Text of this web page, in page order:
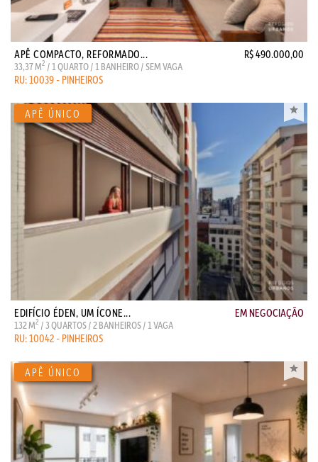
APÊ COMPACTO, REFORMADO... R$ 490.000,00
33,37 M2 / 1 QUARTO / 1 BANHEIRO / SEM VAGA
RU: 10039 - PINHEIROS
EDIFÍCIO ÉDEN, UM ÍCONE... EM NEGOCIAÇÃO
132 M2 / 3 QUARTOS / 2 BANHEIROS / 1 VAGA
RU: 10042 - PINHEIROS